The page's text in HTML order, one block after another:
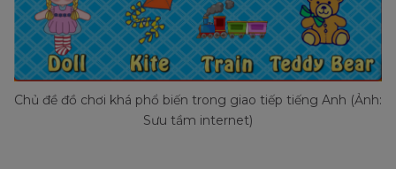
Chủ đề đồ chơi khá phổ biến trong giao tiếp tiếng Anh (Ảnh:
Sưu tầm internet)